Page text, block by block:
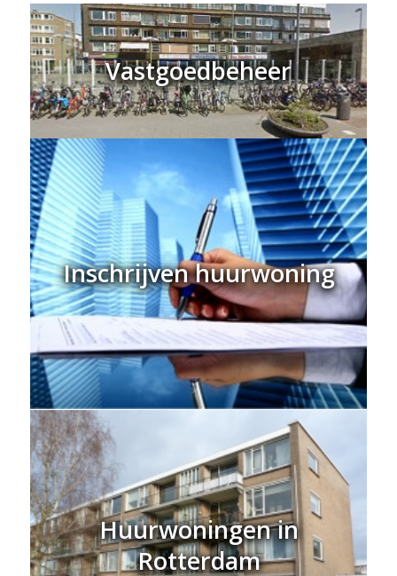
Vastgoedbeheer
Inschrijven huurwoning
Huurwoningen in
Rotterdam